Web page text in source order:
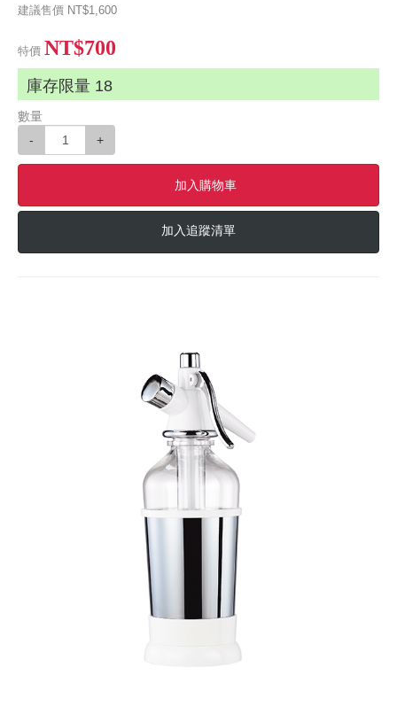
建議售價 NT$1,600
特價 NT$700
庫存限量 18
數量
-
+
加入購物車
加入追蹤清單